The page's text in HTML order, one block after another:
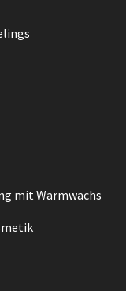
mit Warmwachs